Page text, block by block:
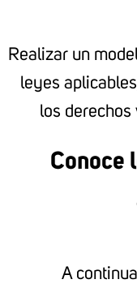
Realizar un
leyes
los derechos
Conoce
A